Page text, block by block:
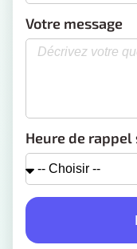
Votre message
Heure de